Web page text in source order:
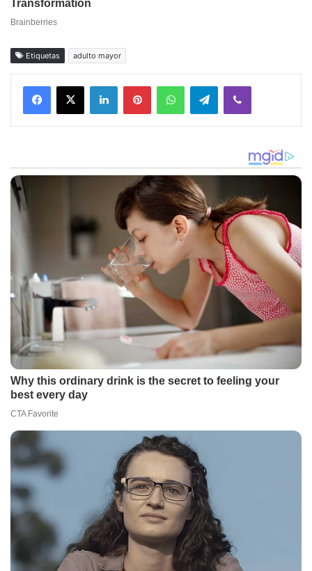
Etiquetas adulto mayor
Facebook
X LinkedInPinterestWhatsAppTelegramViber